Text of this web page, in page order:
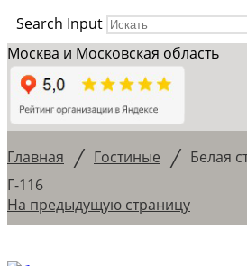
Search Input
Москва и Московская область
Главная / Гостиные / Белая
Г-116
На предыдущую страницу